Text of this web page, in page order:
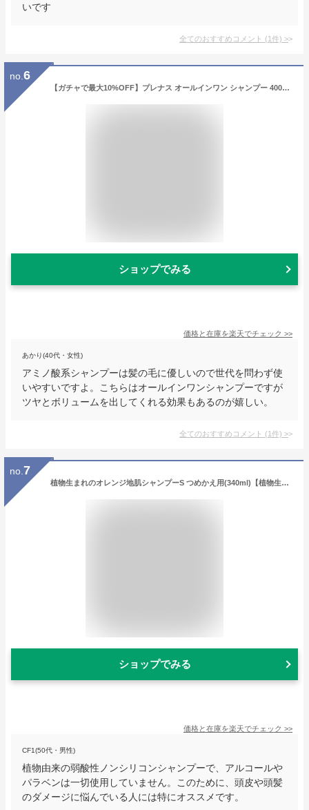
いです
全てのおすすめコメント (1件) >
no. 6
【ガチャで最大10%OFF】プレナス オールインワン シャンプー 400ml|アミノ酸 モイスチャー しっとり きしみ 潤い うるおい ハリ コシ 艶 つや ボリューム ノンシリコン 補修 ダメージ ヘアケア サロン専売 おすすめ 人気 ランキング クチコミ
ショップでみる
価格と在庫を楽天でチェック >>
あかり(40代・女性)
アミノ酸系シャンプーは髪の毛に優しいので世代を問わず使
いやすいですよ。こちらはオールインワンシャンプーですが
ツヤとボリュームを出してくれる効果もあるのが嬉しい。
全てのおすすめコメント (1件) >
no. 7
植物生まれのオレンジ地肌シャンプーS つめかえ用(340ml)【植物生まれ】[皮脂 ニオイ すっきり ノンシリコン つめかえ]
ショップでみる
価格と在庫を楽天でチェック >>
CF1(50代・男性)
植物由来の弱酸性ノンシリコンシャンプーで、アルコールや
パラベンは一切使用していません。このために、頭皮や頭髪
のダメージに悩んでいる人には特にオススメです。